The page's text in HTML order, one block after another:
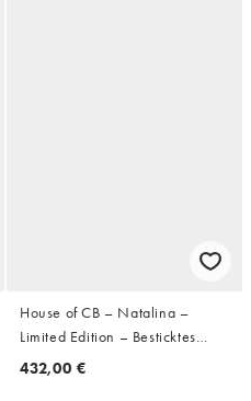
House of CB – Natalina –
Limited Edition – Besticktes
Maxikleid in Schwarz mit
432,00 €